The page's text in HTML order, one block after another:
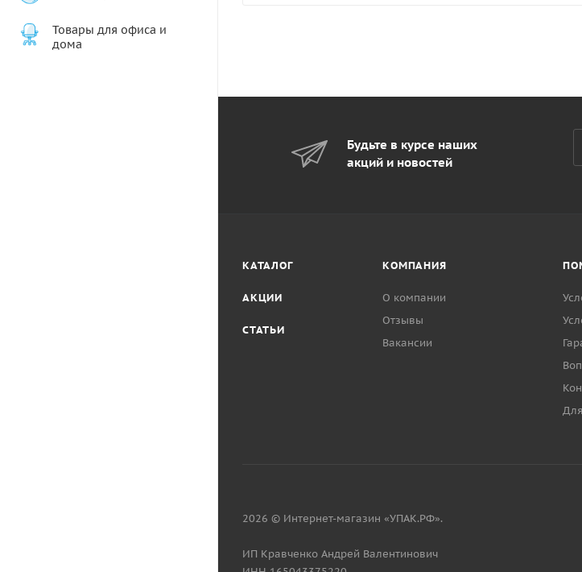
Товары для офиса и
дома
Будьте в курсе наших
акций и новостей
КАТАЛОГ
АКЦИИ
СТАТЬИ
КОМПАНИЯ
О компании
Отзывы
Вакансии
2026 © Интернет-магазин «УПАК.РФ».
ИП Кравченко Андрей Валентинович